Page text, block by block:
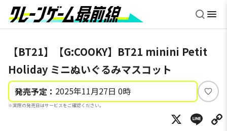
【BT21】【G:COOKY】BT21 minini Petit
Holiday ミニぬいぐるみマスコット
発売予定： 2025年11月27日 0時
※実際の発売日はサービスをご確認ください。
い
ね
X